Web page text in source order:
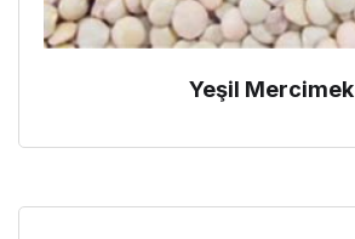
Yeşil Mercimek